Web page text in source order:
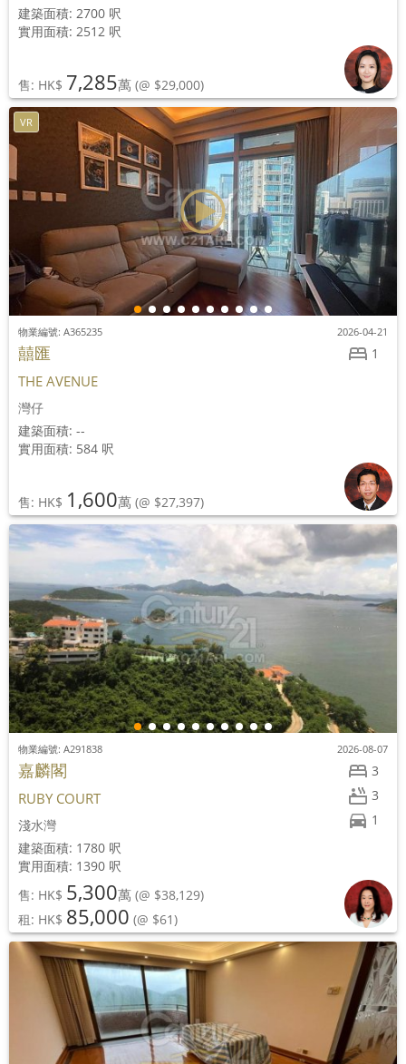
建築面積: 2700 呎
實用面積: 2512 呎
售: HK$ 7,285萬 (@ $29,000)
VR
1
物業編號: A365235 2026-04-21
囍匯
THE AVENUE
灣仔
建築面積: --
實用面積: 584 呎
售: HK$ 1,600萬 (@ $27,397)
3
3
1
物業編號: A291838 2026-08-07
嘉麟閣
RUBY COURT
淺水灣
建築面積: 1780 呎
實用面積: 1390 呎
售: HK$ 5,300萬 (@ $38,129)
租: HK$ 85,000 (@ $61)